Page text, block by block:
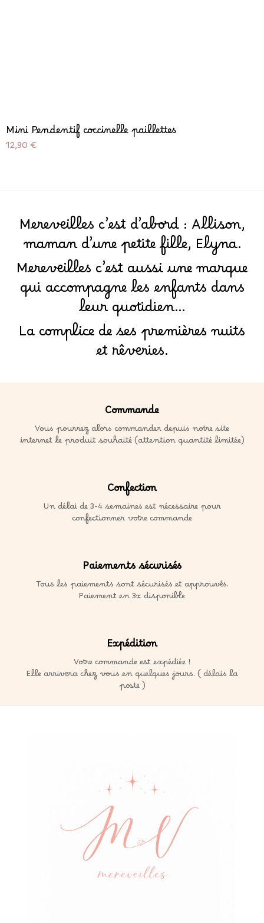
Mini Pendentif coccinelle paillettes
Prix
12,90 €
Mereveilles c’est d’abord : Allison,
maman d’une petite fille, Elyna.
Mereveilles c’est aussi une marque
qui accompagne les enfants dans
leur quotidien…
La complice de ses premières nuits
et rêveries.
Commande
Vous pourrez alors commander depuis notre site
internet le produit souhaité (attention quantité limitée)
Confection
Un délai de 3-4 semaines est nécessaire pour
confectionner votre commande
Paiements sécurisés
Tous les paiements sont sécurisés et approuvés.
Paiement en 3x disponible
Expédition
Votre commande est expédiée !
Elle arrivera chez vous en quelques jours. ( délais la
poste )